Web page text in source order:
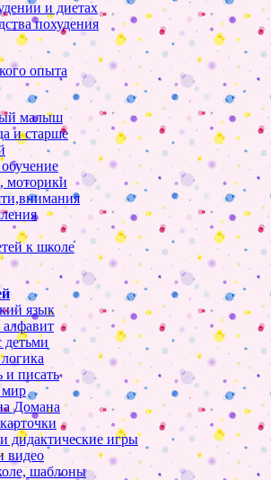
и диетах
похудения
опыта
малыш
и старше
моторики
к школе
язык
и писать
Домана
дидактические игры
видео
шаблоны